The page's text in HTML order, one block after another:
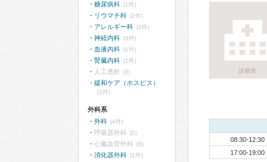
診療所
08:30-12:30
17:00-19:00
糖尿病科 (1件)
リウマチ科 (2件)
アレルギー科 (3件)
神経内科 (3件)
血液内科 (1件)
腎臓内科 (1件)
人工透析 (0)
緩和ケア（ホスピス）
(1件)
外科系
外科 (4件)
呼吸器外科 (0)
心臓血管外科 (0)
消化器外科 (1件)